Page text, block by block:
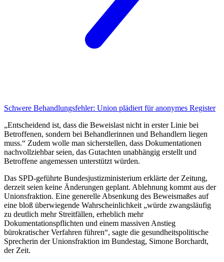
Schwere Behandlungsfehler: Union plädiert für anonymes Register
„Entscheidend ist, dass die Beweislast nicht in erster Linie bei
Betroffenen, sondern bei Behandlerinnen und Behandlern liegen
muss.“ Zudem wolle man sicherstellen, dass Dokumentationen
nachvollziehbar seien, das Gutachten unabhängig erstellt und
Betroffene angemessen unterstützt würden.
Das SPD-geführte Bundesjustizministerium erklärte der Zeitung,
derzeit seien keine Änderungen geplant. Ablehnung kommt aus der
Unionsfraktion. Eine generelle Absenkung des Beweismaßes auf
eine bloß überwiegende Wahrscheinlichkeit „würde zwangsläufig
zu deutlich mehr Streitfällen, erheblich mehr
Dokumentationspflichten und einem massiven Anstieg
bürokratischer Verfahren führen“, sagte die gesundheitspolitische
Sprecherin der Unionsfraktion im Bundestag, Simone Borchardt,
der Zeit.